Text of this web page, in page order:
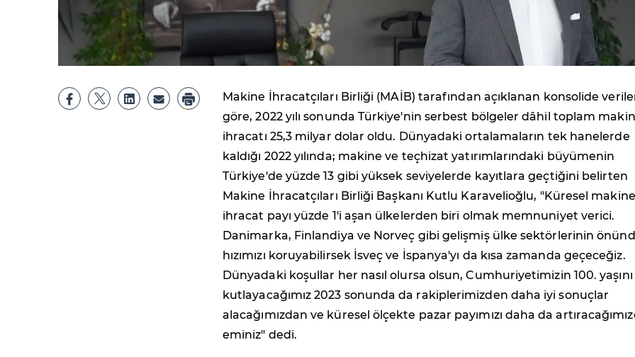
Makine İhracatçıları Birliği (MAİB) tarafından açıklanan konsolide
göre, 2022 yılı sonunda Türkiye'nin serbest bölgeler dâhil toplam
ihracatı 25,3 milyar dolar oldu. Dünyadaki ortalamaların tek hanelerde
kaldığı 2022 yılında; makine ve teçhizat yatırımlarındaki büyümenin
Türkiye'de yüzde 13 gibi yüksek seviyelerde kayıtlara geçtiğini belirten
Makine İhracatçıları Birliği Başkanı Kutlu Karavelioğlu, "Küresel makine
ihracat payı yüzde 1'i aşan ülkelerden biri olmak memnuniyet verici.
Danimarka, Finlandiya ve Norveç gibi gelişmiş ülke sektörlerinin
hızımızı koruyabilirsek İsveç ve İspanya'yı da kısa zamanda geçeceğiz.
Dünyadaki koşullar her nasıl olursa olsun, Cumhuriyetimizin 100. yaşını
kutlayacağımız 2023 sonunda da rakiplerimizden daha iyi sonuçlar
alacağımızdan ve küresel ölçekte pazar payımızı daha da
eminiz" dedi.